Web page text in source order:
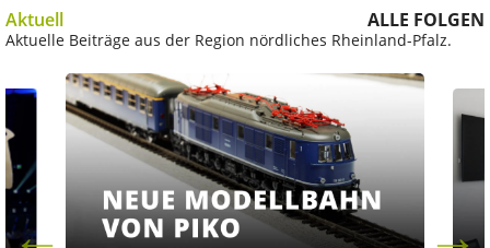
Aktuell ALLE FOLGEN
Aktuelle Beiträge aus der Region nördliches Rheinland-Pfalz.